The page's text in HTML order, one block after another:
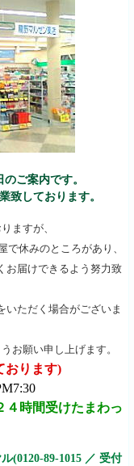
ご案内です。
致しております。
ますが、
で休みのところがあり、
お届けできるよう努力致
いただく場合がございま
お願い申し上げます。
おります)
４時間受けたまわっ
(0120-89-1015 ／ 受付